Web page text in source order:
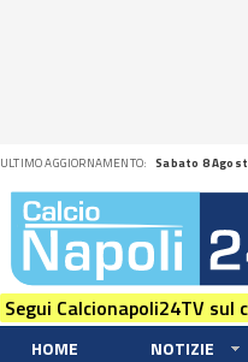
ULTIMO AGGIORNAMENTO: Sabato 8
Segui Calcionapoli24TV sul
HOME NOTIZIE